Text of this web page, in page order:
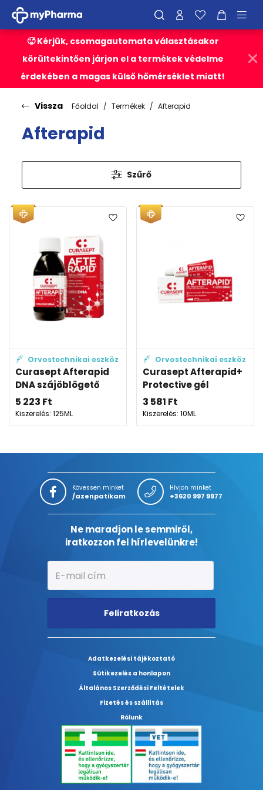
🥵 Kérjük, csomagautomata választásakor
körültekintően járjon el a termékek védelme
érdekében a magas külső hőmérséklet miatt!
Vissza Főoldal Termékek Afterapid
Afterapid
Szűrő
Orvostechnikai eszköz
Curasept Afterapid
DNA szájöblögető
5 223 Ft
Kiszerelés: 125ML
Orvostechnikai eszköz
Curasept Afterapid+
Protective gél
3 581 Ft
Kiszerelés: 10ML
Kövessen minket
/azenpatikam
Hívjon minket
+3620 997 9977
Ne maradjon le semmiről,
iratkozzon fel hírlevelünkre!
Feliratkozás
Adatkezelési tájékoztató
Sütikezelés a honlapon
Általános Szerződési Feltételek
Fizetés és szállítás
Rólunk